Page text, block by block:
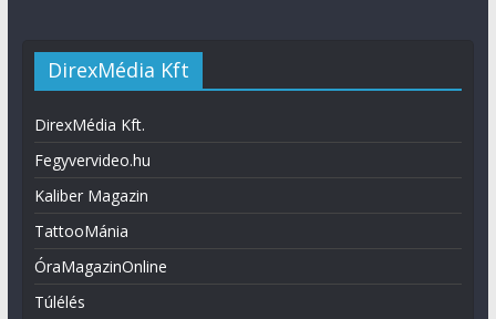
DirexMédia Kft
DirexMédia Kft.
Fegyvervideo.hu
Kaliber Magazin
TattooMánia
ÓraMagazinOnline
Túlélés